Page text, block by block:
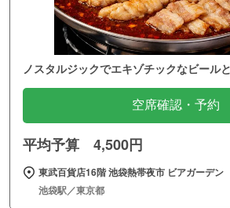
ノスタルジックでエキゾチックなビール
空席確認・予約
平均予算 4,500円
東武百貨店16階 池袋熱帯夜市 ビアガーデン
池袋駅／東京都